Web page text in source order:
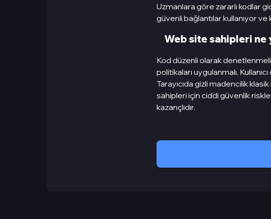
Uzmanlara göre zararlı kodlar
güvenli bağlantılar kullanıyor
Web site sahipleri ne
Kod düzenli olarak
politikaları uygulanmalı.
Tarayıcıda gizli madencilik
sahipleri için ciddi güvenlik
kazançlıdır.